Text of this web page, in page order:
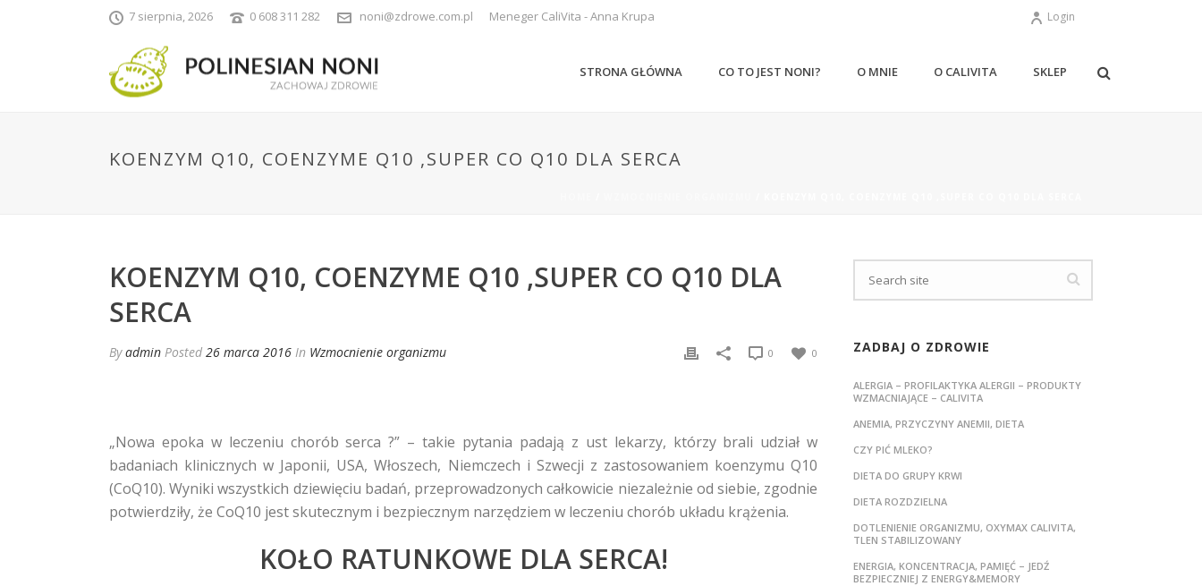
7 sierpnia, 2026 0 608 311 282 noni@zdrowe.com.pl Meneger CaliVita - Anna Krupa Login
STRONA GŁÓWNA CO TO JEST NONI? O MNIE O CALIVITA SKLEP
KOENZYM Q10, COENZYME Q10 ,SUPER CO Q10 DLA SERCA
KOENZYM Q10, COENZYME Q10 ,SUPER CO Q10 DLA
SERCA
Byadmin Posted 26 marca 2016 In Wzmocnienie organizmu 0
0
„Nowa epoka w leczeniu chorób serca ?” – takie pytania padają z ust lekarzy, którzy brali udział w
badaniach klinicznych w Japonii, USA, Włoszech, Niemczech i Szwecji z zastosowaniem koenzymu Q10
(CoQ10). Wyniki wszystkich dziewięciu badań, przeprowadzonych całkowicie niezależnie od siebie, zgodnie
potwierdziły, że CoQ10 jest skutecznym i bezpiecznym narzędziem w leczeniu chorób układu krążenia.
KOŁO RATUNKOWE DLA SERCA!
ZADBAJ O ZDROWIE
ALERGIA – PROFILAKTYKA ALERGII – PRODUKTY
WZMACNIAJĄCE – CALIVITA
ANEMIA, PRZYCZYNY ANEMII, DIETA
CZY PIĆ MLEKO?
DIETA DO GRUPY KRWI
DIETA ROZDZIELNA
DOTLENIENIE ORGANIZMU, OXYMAX CALIVITA,
TLEN STABILIZOWANY
ENERGIA, KONCENTRACJA, PAMIĘĆ – JEDŹ
BEZPIECZNIEJ Z ENERGY&MEMORY